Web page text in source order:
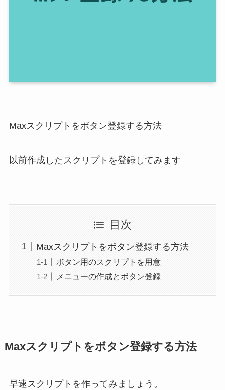
Maxスクリプトをボタン登録する方法
以前作成したスクリプトを登録してみます
目次
Maxスクリプトをボタン登録する方法
ボタン用のスクリプトを用意
メニューの作成とボタン登録
Maxスクリプトをボタン登録する方法
早速スクリプトを作ってみましょう。